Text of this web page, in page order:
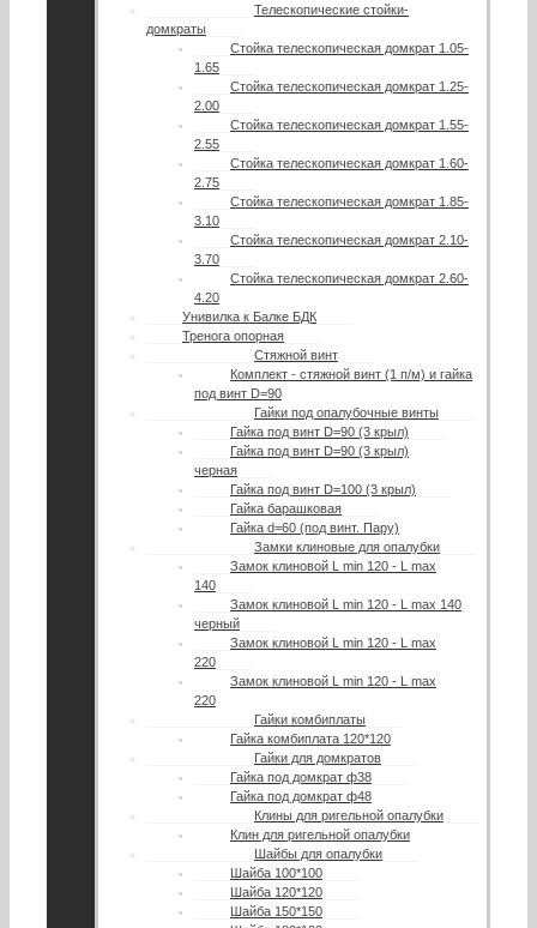
Телескопические стойки-
домкраты
Стойка телескопическая домкрат 1.05-
1.65
Стойка телескопическая домкрат 1.25-
2.00
Стойка телескопическая домкрат 1.55-
2.55
Стойка телескопическая домкрат 1.60-
2.75
Стойка телескопическая домкрат 1.85-
3.10
Стойка телескопическая домкрат 2.10-
3.70
Стойка телескопическая домкрат 2.60-
4.20
Унивилка к Балке БДК
Тренога опорная
Стяжной винт
Комплект - стяжной винт (1 п/м) и гайка
под винт D=90
Гайки под опалубочные винты
Гайка под винт D=90 (3 крыл)
Гайка под винт D=90 (3 крыл)
черная
Гайка под винт D=100 (3 крыл)
Гайка барашковая
Гайка d=60 (под винт. Пару)
Замки клиновые для опалубки
Замок клиновой L min 120 - L max
140
Замок клиновой L min 120 - L max 140
черный
Замок клиновой L min 120 - L max
220
Замок клиновой L min 120 - L max
220
Гайки комбиплаты
Гайка комбиплата 120*120
Гайки для домкратов
Гайка под домкрат ф38
Гайка под домкрат ф48
Клины для ригельной опалубки
Клин для ригельной опалубки
Шайбы для опалубки
Шайба 100*100
Шайба 120*120
Шайба 150*150